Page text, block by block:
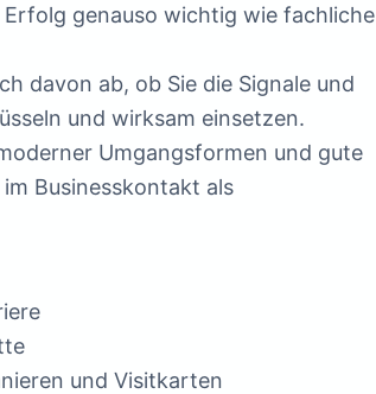
genauso wichtig wie fachliche
davon ab, ob Sie die Signale und
und wirksam einsetzen.
Umgangsformen und gute
Businesskontakt als
und Visitkarten